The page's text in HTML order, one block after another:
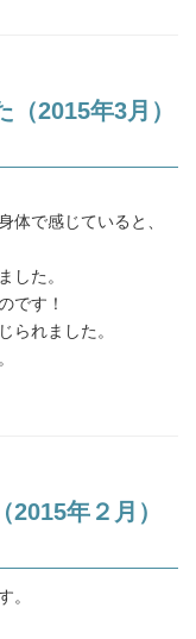
2015年3月）
体で感じていると、
した。
です！
られました。
年２月）
。